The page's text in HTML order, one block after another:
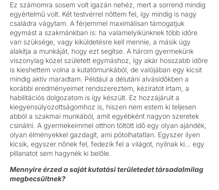
Ez számomra sosem volt igazán nehéz, mert a sorrend mindig
egyértelmű volt. Két testvérrel nőttem fel, így mindig is nagy
családra vágytam. A férjemmel maximálisan támogatjuk
egymást a szakmánkban is: ha valamelyikünknek több időre
van szüksége, vagy kiküldetésre kell mennie, a másik úgy
alakítja a munkáját, hogy ezt segítse. A három gyermekünk
viszonylag közel született egymáshoz, így akár hosszabb időre
is kieshettem volna a kutatómunkából, de valójában egy kicsit
mindig aktív maradtam. Például a délutáni alvásidőkben a
korábbi eredményeimet rendszereztem, kéziratot írtam, a
habilitációs dolgozatom is így készült. Ez hozzájárult a
kiegyensúlyozottságomhoz is, hiszen nem estem ki teljesen
abból a szakmai munkából, amit egyébként nagyon szeretek
csinálni. A gyermekeimmel otthon töltött idő egy olyan ajándék,
olyan élményekkel gazdagít, ami pótolhatatlan. Egyszer ilyen
kicsik, egyszer nőnek fel, fedezik fel a világot, nyílnak ki... egy
pillanatot sem hagynék ki belőle.
Mennyire érzed a saját kutatási területedet társadalmilag
megbecsültnek?